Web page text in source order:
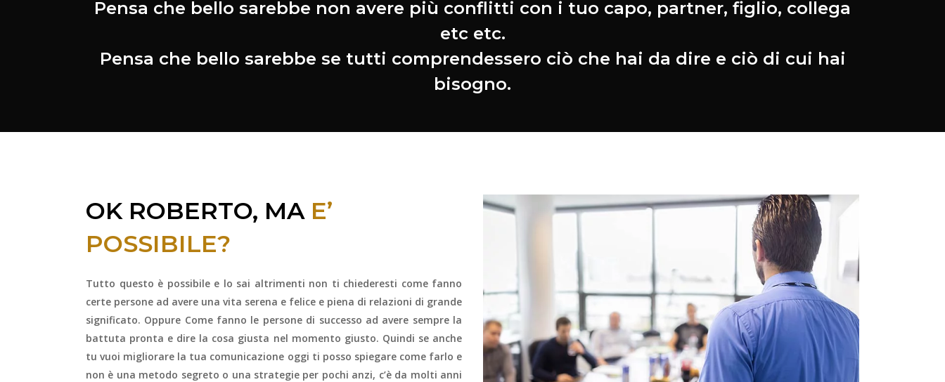
Pensa che bello sarebbe non avere più conflitti con i tuo capo, partner, figlio, collega
etc etc.
Pensa che bello sarebbe se tutti comprendessero ciò che hai da dire e ciò di cui hai
bisogno.
OK ROBERTO, MA E’
POSSIBILE?
Tutto questo è possibile e lo sai altrimenti non ti chiederesti come fanno
certe persone ad avere una vita serena e felice e piena di relazioni di grande
significato. Oppure Come fanno le persone di successo ad avere sempre la
battuta pronta e dire la cosa giusta nel momento giusto. Quindi se anche
tu vuoi migliorare la tua comunicazione oggi ti posso spiegare come farlo e
non è una metodo segreto o una strategie per pochi anzi, c’è da molti anni